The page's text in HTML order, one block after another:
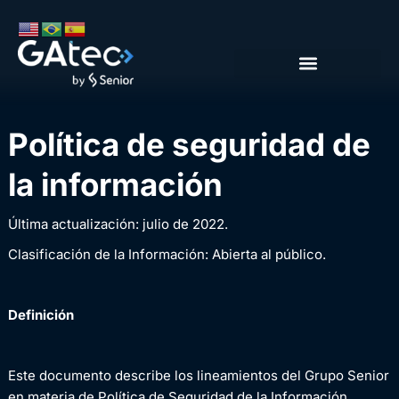
Política de seguridad de
la información
Última actualización: julio de 2022.
Clasificación de la Información: Abierta al público.
Definición
Este documento describe los lineamientos del Grupo Senior